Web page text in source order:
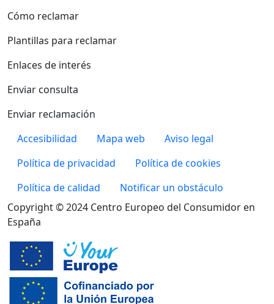
Cómo reclamar
Plantillas para reclamar
Enlaces de interés
Enviar consulta
Enviar reclamación
Pie de página
Accesibilidad Mapa web
Aviso legal
Política de privacidad
Política de cookies
Política de calidad
Notificar un obstáculo
Copyright © 2024 Centro Europeo del Consumidor en
España